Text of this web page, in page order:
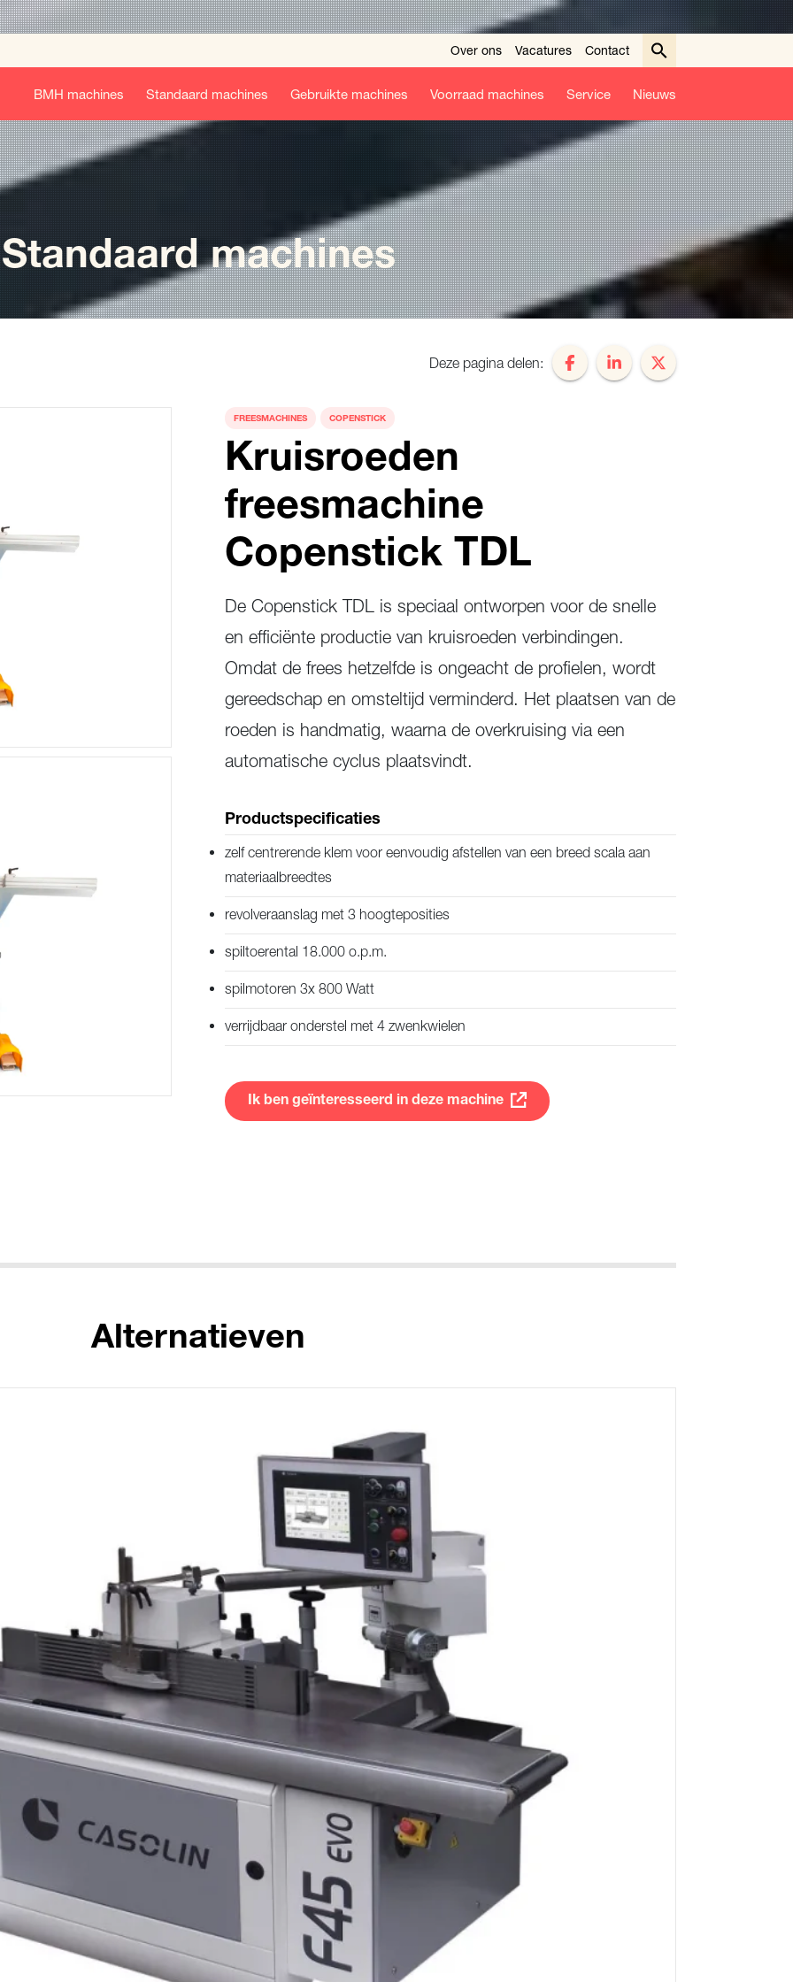
Over ons Vacatures Contact
BMH machines Standaard machines Gebruikte machines Voorraad machines Service Nieuws
Standaard machines
Deze pagina delen:
FREESMACHINES COPENSTICK
Kruisroeden
freesmachine
Copenstick TDL
De Copenstick TDL is speciaal ontworpen voor de snelle
en efficiënte productie van kruisroeden verbindingen.
Omdat de frees hetzelfde is ongeacht de profielen, wordt
gereedschap en omsteltijd verminderd. Het plaatsen van de
roeden is handmatig, waarna de overkruising via een
automatische cyclus plaatsvindt.
Productspecificaties
zelf centrerende klem voor eenvoudig afstellen van een breed scala aan
materiaalbreedtes
revolveraanslag met 3 hoogteposities
spiltoerental 18.000 o.p.m.
spilmotoren 3x 800 Watt
verrijdbaar onderstel met 4 zwenkwielen
Ik ben geïnteresseerd in deze machine
Alternatieven